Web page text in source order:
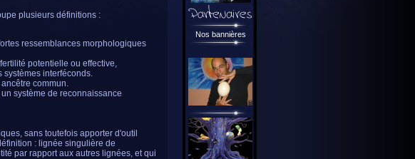
plusieurs définitions :
ressemblances morphologiques
potentielle ou effective,
interféconds.
commun.
système de reconnaissance
sans toutefois apporter d'outil
: lignée singulière de
par rapport aux autres lignées, et qui
Nos bannières